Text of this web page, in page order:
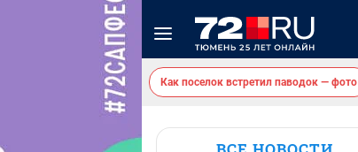
Как поселок встретил паводок — фото